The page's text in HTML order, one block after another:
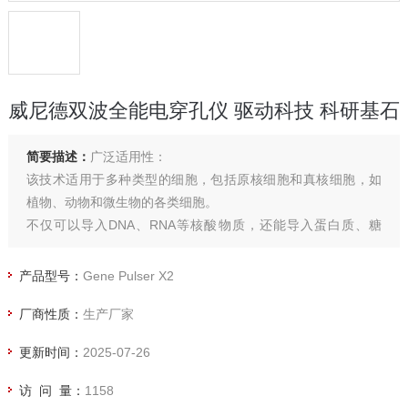
威尼德双波全能电穿孔仪 驱动科技 科研基石
简要描述： 广泛适用性：
该技术适用于多种类型的细胞，包括原核细胞和真核细胞，如
植物、动物和微生物的各类细胞。
不仅可以导入DNA、RNA等核酸物质，还能导入蛋白质、糖
产品型号： Gene Pulser X2
厂商性质： 生产厂家
更新时间： 2025-07-26
访 问 量： 1158